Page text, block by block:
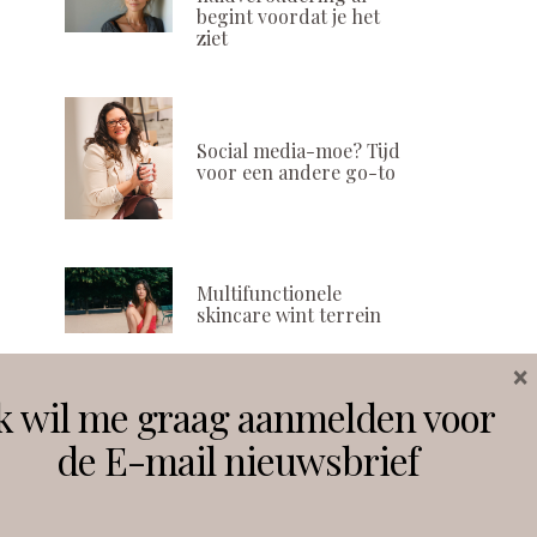
begint voordat je het
ziet
Social media-moe? Tijd
voor een andere go-to
Multifunctionele
skincare wint terrein
Volg ons
wil me graag aanmelden voor
de E-mail nieuwsbrief
×